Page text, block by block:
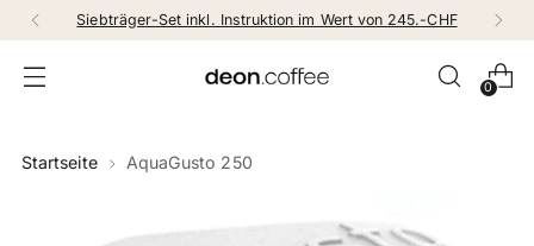
im Wert von 245.-CHF Gratis
0
Startseite AquaGusto 250